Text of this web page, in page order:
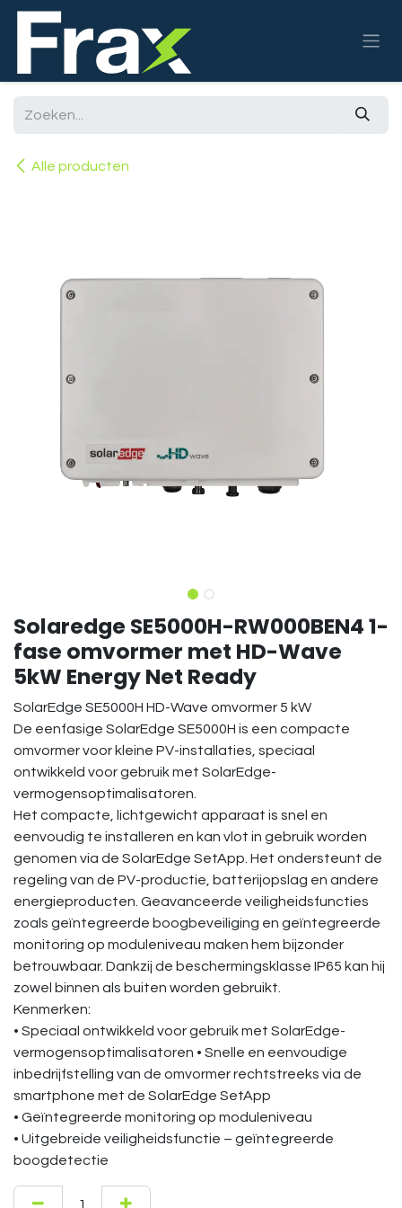
Overslaan naar inhoud
Alle producten
Solaredge SE5000H-RW000BEN4 1-
fase omvormer met HD-Wave
5kW Energy Net Ready
SolarEdge SE5000H HD-Wave omvormer 5 kW
De eenfasige SolarEdge SE5000H is een compacte
omvormer voor kleine PV-installaties, speciaal
ontwikkeld voor gebruik met SolarEdge-
vermogensoptimalisatoren.
Het compacte, lichtgewicht apparaat is snel en
eenvoudig te installeren en kan vlot in gebruik worden
genomen via de SolarEdge SetApp. Het ondersteunt de
regeling van de PV-productie, batterijopslag en andere
energieproducten. Geavanceerde veiligheidsfuncties
zoals geïntegreerde boogbeveiliging en geïntegreerde
monitoring op moduleniveau maken hem bijzonder
betrouwbaar. Dankzij de beschermingsklasse IP65 kan hij
zowel binnen als buiten worden gebruikt.
Kenmerken:
• Speciaal ontwikkeld voor gebruik met SolarEdge-
vermogensoptimalisatoren • Snelle en eenvoudige
inbedrijfstelling van de omvormer rechtstreeks via de
smartphone met de SolarEdge SetApp
• Geïntegreerde monitoring op moduleniveau
• Uitgebreide veiligheidsfunctie – geïntegreerde
boogdetectie